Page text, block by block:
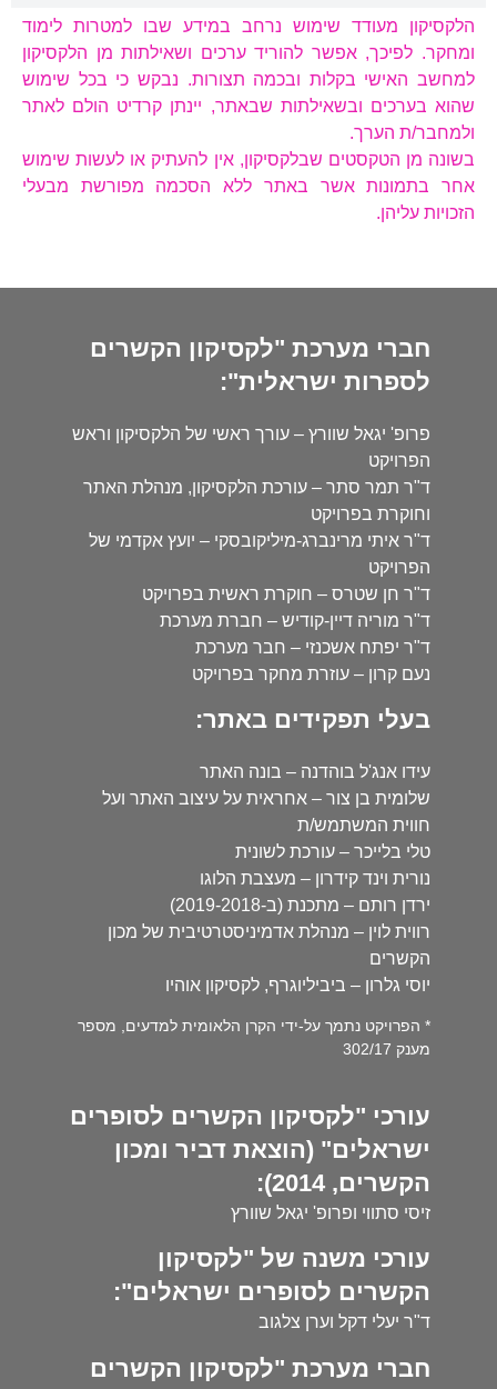
הלקסיקון מעודד שימוש נרחב במידע שבו למטרות לימוד
ומחקר. לפיכך, אפשר להוריד ערכים ושאילתות מן הלקסיקון
למחשב האישי בקלות ובכמה תצורות. נבקש כי בכל שימוש
שהוא בערכים ובשאילתות שבאתר, יינתן קרדיט הולם לאתר
ולמחבר/ת הערך.
בשונה מן הטקסטים שבלקסיקון, אין להעתיק או לעשות שימוש
אחר בתמונות אשר באתר ללא הסכמה מפורשת מבעלי
הזכויות עליהן.
חברי מערכת "לקסיקון הקשרים
לספרות ישראלית":
פרופ' יגאל שוורץ – עורך ראשי של הלקסיקון וראש
הפרויקט
ד"ר תמר סתר – עורכת הלקסיקון, מנהלת האתר
וחוקרת בפרויקט
ד"ר איתי מרינברג-מיליקובסקי – יועץ אקדמי של
הפרויקט
ד"ר חן שטרס – חוקרת ראשית בפרויקט
ד"ר מוריה דיין-קודיש – חברת מערכת
ד"ר יפתח אשכנזי – חבר מערכת
נעם קרון – עוזרת מחקר בפרויקט
בעלי תפקידים באתר:
עידו אנג'ל בוהדנה – בונה האתר
שלומית בן צור – אחראית על עיצוב האתר ועל
חווית המשתמש/ת
טלי בלייכר – עורכת לשונית
נורית וינד קידרון – מעצבת הלוגו
ירדן רותם – מתכנת (ב-2019-2018)
רווית לוין – מנהלת אדמיניסטרטיבית של מכון
הקשרים
יוסי גלרון – ביביליוגרף, לקסיקון אוהיו
* הפרויקט נתמך על-ידי הקרן הלאומית למדעים, מספר
מענק 302/17
עורכי "לקסיקון הקשרים לסופרים
ישראלים" (הוצאת דביר ומכון
הקשרים, 2014):
זיסי סתווי ופרופ' יגאל שוורץ
עורכי משנה של "לקסיקון
הקשרים לסופרים ישראלים":
ד"ר יעלי דקל וערן צלגוב
חברי מערכת "לקסיקון הקשרים